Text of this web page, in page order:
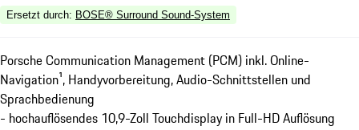
Ersetzt durch: BOSE® Surround Sound-System
Porsche Communication Management (PCM) inkl. Online-
Navigation¹, Handyvorbereitung, Audio-Schnittstellen und
Sprachbedienung
- hochauflösendes 10,9-Zoll Touchdisplay in Full-HD Auflösung